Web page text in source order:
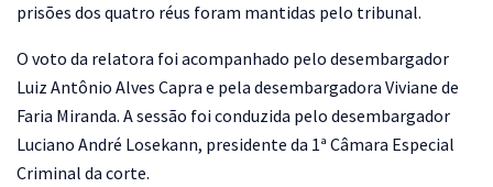
prisões dos quatro réus foram mantidas pelo tribunal.
O voto da relatora foi acompanhado pelo desembargador
Luiz Antônio Alves Capra e pela desembargadora Viviane de
Faria Miranda. A sessão foi conduzida pelo desembargador
Luciano André Losekann, presidente da 1ª Câmara Especial
Criminal da corte.